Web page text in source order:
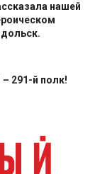
нашей
291-й полк!